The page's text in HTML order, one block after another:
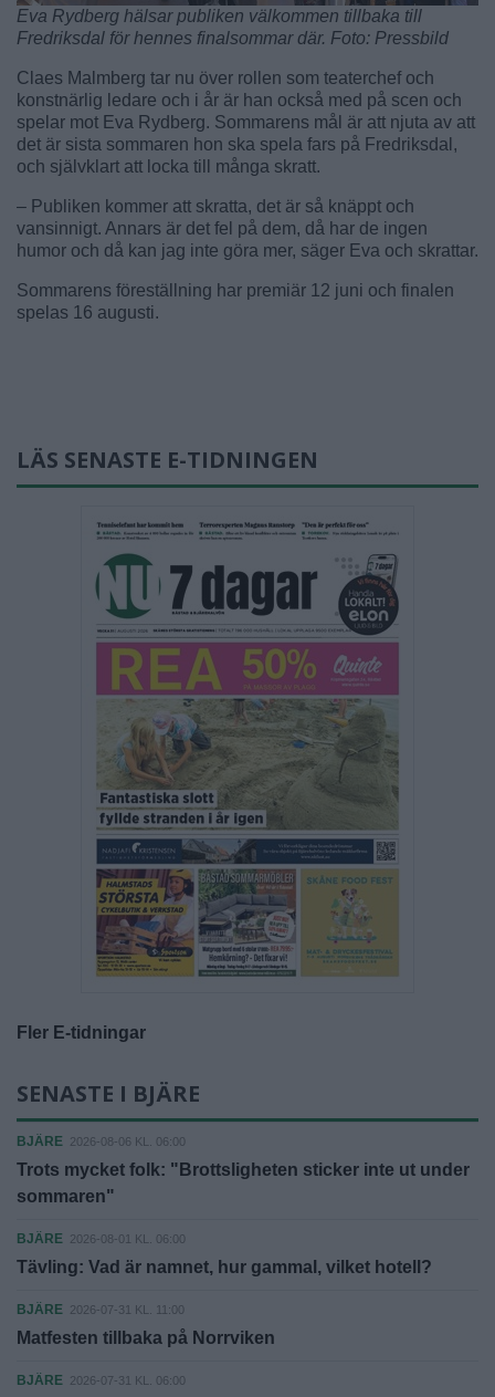
Eva Rydberg hälsar publiken välkommen tillbaka till
Fredriksdal för hennes finalsommar där. Foto: Pressbild
Claes Malmberg tar nu över rollen som teaterchef och
konstnärlig ledare och i år är han också med på scen och
spelar mot Eva Rydberg. Sommarens mål är att njuta av att
det är sista sommaren hon ska spela fars på Fredriksdal,
och självklart att locka till många skratt.
– Publiken kommer att skratta, det är så knäppt och
vansinnigt. Annars är det fel på dem, då har de ingen
humor och då kan jag inte göra mer, säger Eva och skrattar.
Sommarens föreställning har premiär 12 juni och finalen
spelas 16 augusti.
LÄS SENASTE E-TIDNINGEN
Fler E-tidningar
SENASTE I BJÄRE
BJÄRE 2026-08-06 KL. 06:00
Trots mycket folk: "Brottsligheten sticker inte ut under
sommaren"
BJÄRE 2026-08-01 KL. 06:00
Tävling: Vad är namnet, hur gammal, vilket hotell?
BJÄRE 2026-07-31 KL. 11:00
Matfesten tillbaka på Norrviken
BJÄRE 2026-07-31 KL. 06:00